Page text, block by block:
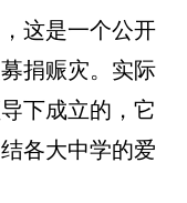
这是一个公开
捐赈灾。实际
下成立的，它
各大中学的爱